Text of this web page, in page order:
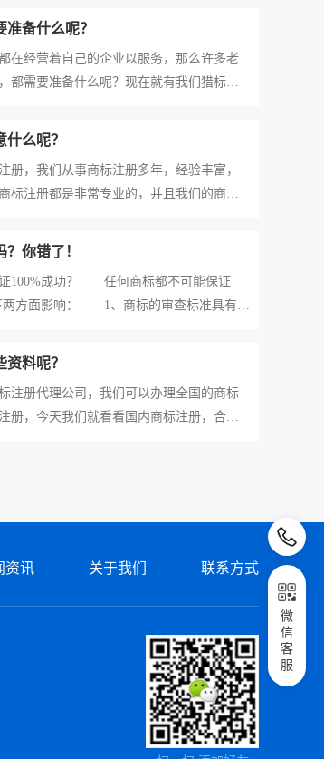
角度来看：我公司常年办理商标注册，
备什么呢？
经营着自己的企业以服务，那么许多老
都需要准备什么呢？现在就有我们猎标企
大家可以随时的咨询我们猎标企服公司，
么呢？
，我们从事商标注册多年，经验丰富，
标注册都是非常专业的，并且我们的商标
一个商标，关于设计商标设计，大家可
你错了！
100%成功？ 任何商标都不可能保证
两方面影响： 1、商标的审查标准具有一
的空白期，通称盲查期，如果盲查期内有
料呢？
册代理公司，我们可以办理全国的商标
册，今天我们就看看国内商标注册，合肥
资讯 关于我们 联系方式
微
信
客
服